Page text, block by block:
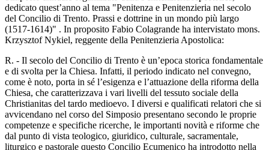
dedicato quest’anno al tema "Penitenza e Penitenzieria nel secolo
del Concilio di Trento. Prassi e dottrine in un mondo più largo
(1517-1614)" . In proposito Fabio Colagrande ha intervistato mons.
Krzysztof Nykiel, reggente della Penitenzieria Apostolica:
R. - Il secolo del Concilio di Trento è un’epoca storica fondamentale
e di svolta per la Chiesa. Infatti, il periodo indicato nel convegno,
come è noto, porta in sé l’esigenza e l’attuazione della riforma della
Chiesa, che caratterizzava i vari livelli del tessuto sociale della
Christianitas del tardo medioevo. I diversi e qualificati relatori che si
avvicendano nel corso del Simposio presentano secondo le proprie
competenze e specifiche ricerche, le importanti novità e riforme che
dal punto di vista teologico, giuridico, culturale, sacramentale,
liturgico e pastorale questo Concilio Ecumenico ha introdotto nella